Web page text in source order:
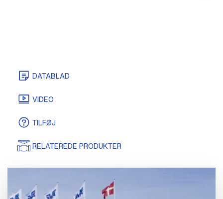
DATABLAD
CERTIFIKATER
TEGNINGER/MODELLER
VIDEO
TILFØJ
RELATEREDE PRODUKTER